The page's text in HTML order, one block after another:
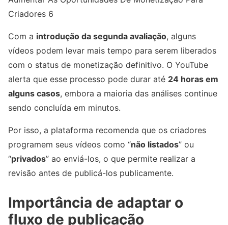
Criadores 6
Com a introdução da segunda avaliação, alguns
vídeos podem levar mais tempo para serem liberados
com o status de monetização definitivo. O YouTube
alerta que esse processo pode durar até 24 horas em
alguns casos, embora a maioria das análises continue
sendo concluída em minutos.
Por isso, a plataforma recomenda que os criadores
programem seus vídeos como “não listados” ou
“privados” ao enviá-los, o que permite realizar a
revisão antes de publicá-los publicamente.
Importância de adaptar o
fluxo de publicação